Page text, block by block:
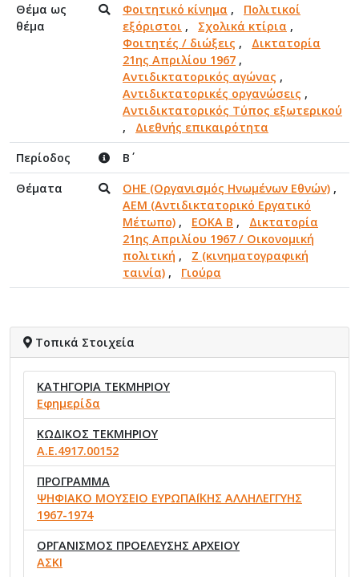
Θέμα ως
θέμα
Φοιτητικό κίνημα , Πολιτικοί
εξόριστοι , Σχολικά κτίρια ,
Φοιτητές / διώξεις , Δικτατορία
21ης Απριλίου 1967 ,
Αντιδικτατορικός αγώνας ,
Αντιδικτατορικές οργανώσεις ,
Αντιδικτατορικός Τύπος εξωτερικού
, Διεθνής επικαιρότητα
Περίοδος
Β΄
Θέματα
ΟΗΕ (Οργανισμός Ηνωμένων Εθνών) ,
ΑΕΜ (Αντιδικτατορικό Εργατικό
Μέτωπο) , ΕΟΚΑ Β , Δικτατορία
21ης Απριλίου 1967 / Οικονομική
πολιτική , Ζ (κινηματογραφική
ταινία) , Γιούρα
Τοπικά Στοιχεία
ΚΑΤΗΓΟΡΙΑ ΤΕΚΜΗΡΙΟΥ
Εφημερίδα
ΚΩΔΙΚΟΣ ΤΕΚΜΗΡΙΟΥ
Α.Ε.4917.00152
ΠΡΟΓΡΑΜΜΑ
ΨΗΦΙΑΚΟ ΜΟΥΣΕΙΟ ΕΥΡΩΠΑΪΚΗΣ ΑΛΛΗΛΕΓΓΥΗΣ
1967-1974
ΟΡΓΑΝΙΣΜΟΣ ΠΡΟΕΛΕΥΣΗΣ ΑΡΧΕΙΟΥ
ΑΣΚΙ